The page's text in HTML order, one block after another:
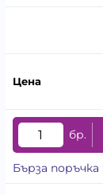
бр.
Бърза поръчка